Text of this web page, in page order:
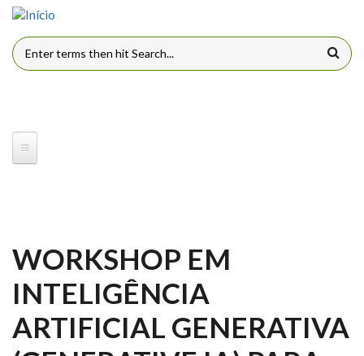
Pular para o conteúdo principal
FORMULÁRIO DE BUSCA
WORKSHOP EM
INTELIGÊNCIA
ARTIFICIAL GENERATIVA